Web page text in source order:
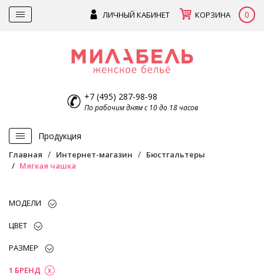
ЛИЧНЫЙ КАБИНЕТ КОРЗИНА 0
+7 (495) 287-98-98
По рабочим дням с 10 до 18 часов
Продукция
Главная Интернет-магазин
Бюстгальтеры
Мягкая чашка
МОДЕЛИ
ЦВЕТ
РАЗМЕР
1 БРЕНД